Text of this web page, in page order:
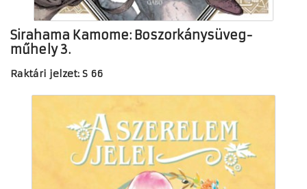
Sirahama Kamome: Boszorkánysüveg-
műhely 3.
Raktári jelzet: S 66